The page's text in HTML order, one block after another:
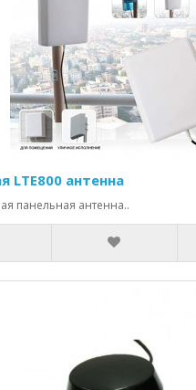
LTE800 антенна
панельная антенна..